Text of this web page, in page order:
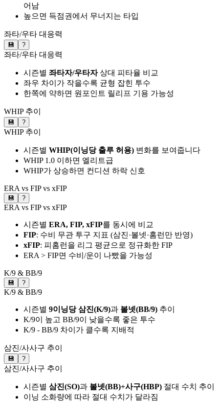
어남
높으면 득점권에서 무너지는 타입
좌타/우타 대응력
💾 ?
좌타/우타 대응력
시즌별 좌타자/우타자상대 피타율 비교
좌우 차이가 작을수록 균형 잡힌 투수
한쪽에 약하면 원포인트 릴리프 기용 가능성
WHIP 추이
💾 ?
WHIP 추이
시즌별 WHIP(이닝당 출루 허용) 변화를 보여줍니다
WHIP 1.0 이하면 엘리트급
WHIP가 상승하면 컨디션 하락 신호
ERA vs FIP vs xFIP
💾 ?
ERA vs FIP vs xFIP
시즌별 ERA, FIP, xFIP를 동시에 비교
FIP: 수비 무관 투구 지표 (삼진·볼넷·홈런만 반영)
xFIP: 피홈런을 리그 평균으로 정규화한 FIP
ERA > FIP면 수비/운이 나빴을 가능성
K/9 & BB/9
💾 ?
K/9 & BB/9
시즌별 9이닝당 삼진(K/9)과 볼넷(BB/9) 추이
K/9이 높고 BB/9이 낮을수록 좋은 투수
K/9 - BB/9 차이가 클수록 지배적
삼진/사사구 추이
💾 ?
삼진/사사구 추이
시즌별 삼진(SO)과 볼넷(BB)+사구(HBP) 절대 수치 추이
이닝 소화량에 따라 절대 수치가 달라짐